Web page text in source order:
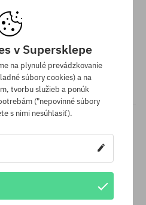
ceny
náhodou nájdeš ten istý produkt v
- špeciálne pre Teba znížime jeho
cenu!
tovaru
v Supersklepe
na plynulé prevádzkovanie
súbory cookies) a na
tvorbu služieb a ponúk
("nepovinné súbory
s nimi nesúhlasiť).